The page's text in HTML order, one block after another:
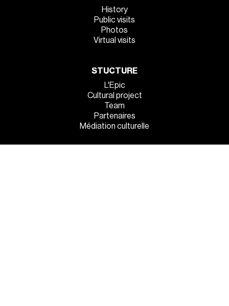
History
Public visits
Photos
Virtual visits
STUCTURE
L'Epic
Cultural project
Team
Partenaires
Médiation culturelle